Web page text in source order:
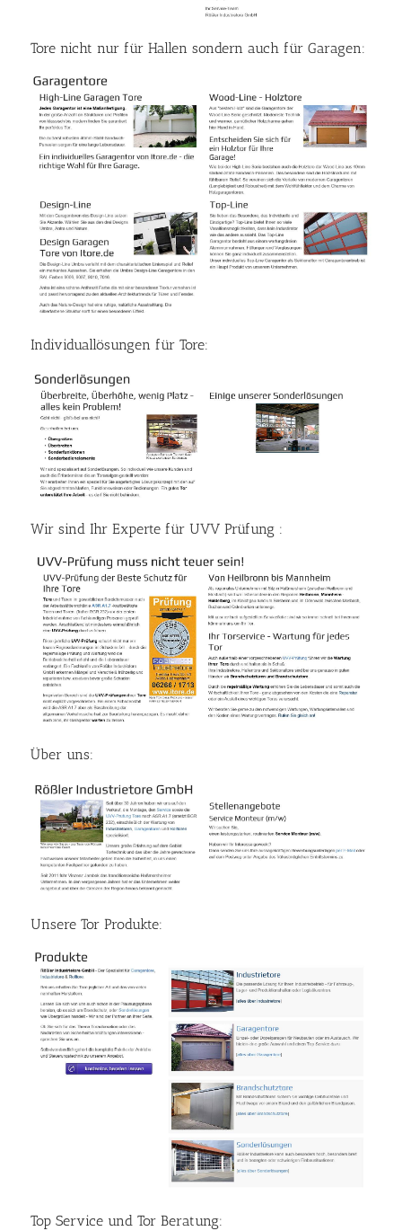
Tore nicht nur für Hallen sondern auch für Garagen:
Individuallösungen für Tore:
Wir sind Ihr Experte für UVV Prüfung :
Über uns:
Unsere Tor Produkte:
Top Service und Tor Beratung: